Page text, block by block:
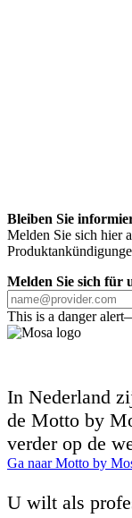
Bleiben Sie
Melden Sie sich hier
Melden Sie sich für
This is a danger
In Nederland
de Motto by
verder op de
Ga naar Motto by
U wilt als